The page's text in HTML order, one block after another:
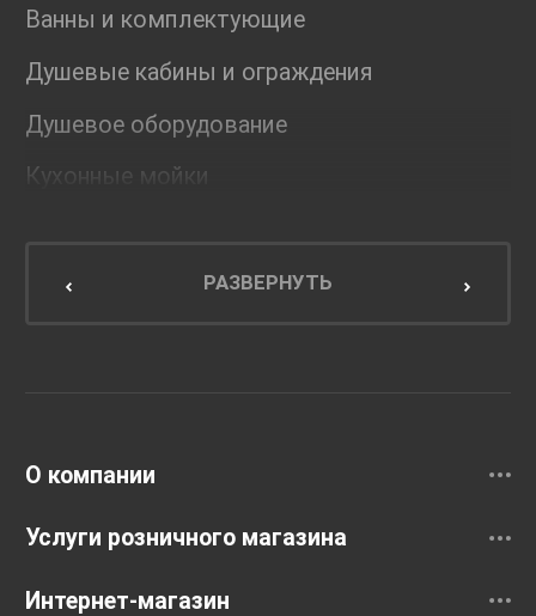
Ванны и комплектующие
Душевые кабины и ограждения
Душевое оборудование
Кухонные мойки
Мебель для кухниРАЗВЕРНУТЬ
О компании
Услуги розничного магазина
Интернет-магазин